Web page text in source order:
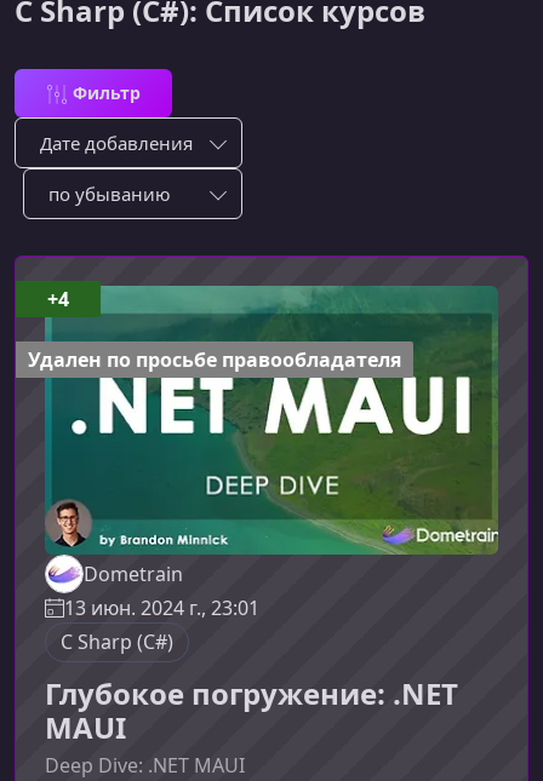
C Sharp (C#): Список курсов
Фильтр
Сортировка по:
Сотировать по:
Dometrain
13 июн. 2024 г., 23:01
C Sharp (C#)
Глубокое погружение: .NET
MAUI
Deep Dive: .NET MAUI
+4
Удален по просьбе правообладателя